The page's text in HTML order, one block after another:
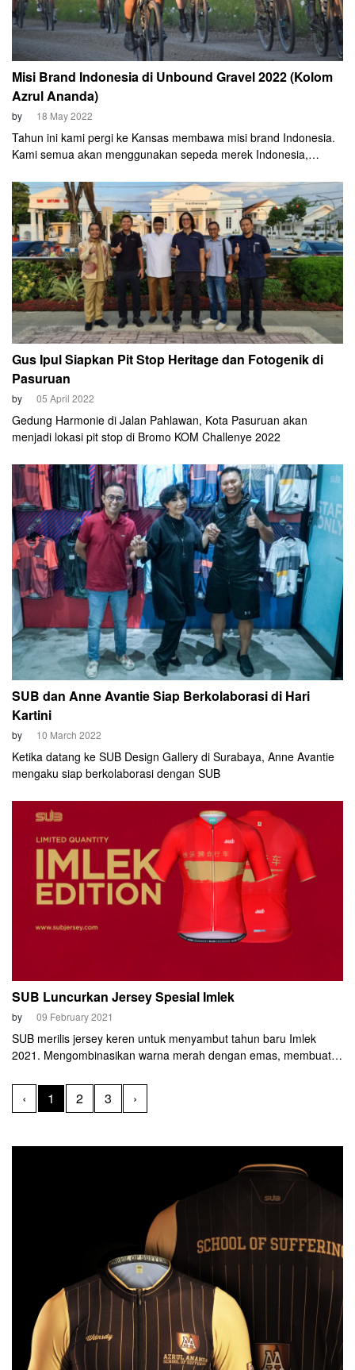
Misi Brand Indonesia di Unbound Gravel 2022 (Kolom
Azrul Ananda)
by 18 May 2022
Tahun ini kami pergi ke Kansas membawa misi brand Indonesia.
Kami semua akan menggunakan sepeda merek Indonesia,
nutrisi merek Indonesia!
Gus Ipul Siapkan Pit Stop Heritage dan Fotogenik di
Pasuruan
by 05 April 2022
Gedung Harmonie di Jalan Pahlawan, Kota Pasuruan akan
menjadi lokasi pit stop di Bromo KOM Challenye 2022
SUB dan Anne Avantie Siap Berkolaborasi di Hari
Kartini
by 10 March 2022
Ketika datang ke SUB Design Gallery di Surabaya, Anne Avantie
mengaku siap berkolaborasi dengan SUB
SUB Luncurkan Jersey Spesial Imlek
by 09 February 2021
SUB merilis jersey keren untuk menyambut tahun baru Imlek
2021. Mengombinasikan warna merah dengan emas, membuat
‹ 1 2 3 ›